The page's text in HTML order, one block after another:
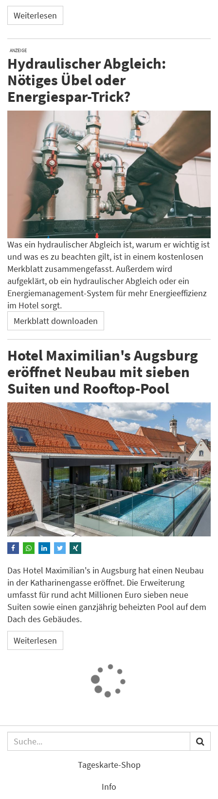
Weiterlesen
ANZEIGE
Hydraulischer Abgleich:
Nötiges Übel oder
Energiespar-Trick?
Was ein hydraulischer Abgleich ist, warum er wichtig ist
und was es zu beachten gilt, ist in einem kostenlosen
Merkblatt zusammengefasst. Außerdem wird
aufgeklärt, ob ein hydraulischer Abgleich oder ein
Energiemanagement-System für mehr Energieeffizienz
im Hotel sorgt.
Merkblatt downloaden
Hotel Maximilian's Augsburg
eröffnet Neubau mit sieben
Suiten und Rooftop-Pool
Das Hotel Maximilian's in Augsburg hat einen Neubau
in der Katharinengasse eröffnet. Die Erweiterung
umfasst für rund acht Millionen Euro sieben neue
Suiten sowie einen ganzjährig beheizten Pool auf dem
Dach des Gebäudes.
Weiterlesen
BWH Hotels mit Umsatzplus
und höherer Auslastung im 1.